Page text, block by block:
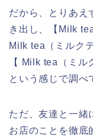
だから、とりあえ
き出し、【Milk
Milk tea（ミルク
【 Milk tea（ミル
という感じで調べ
ただ、友達と一緒
お店のことを徹底